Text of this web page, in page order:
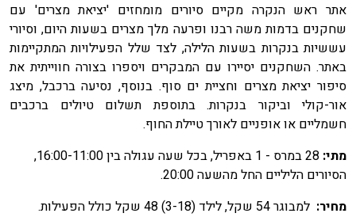
אתר ראש הנקרה מקיים סיורים מומחזים 'יציאת מצרים' עם
שחקנים בדמות משה רבנו ופרעה מלך מצרים בשעות היום, וסיורי
עששיות בנקרות בשעות הלילה, לצד שלל הפעילויות המתקיימות
באתר. השחקנים יסיירו עם המבקרים ויספרו בצורה חווייתית את
סיפור יציאת מצרים וחציית ים סוף. בנוסף, נסיעה ברכבל, מיצג
אור-קולי וביקור בנקרות. בתוספת תשלום טיולים ברכבים
חשמליים או אופניים לאורך טיילת החוף.
מתי:
28 במרס - 1 באפריל, בכל שעה עגולה בין 16:00-11:00,
הסיורים הליליים החל מהשעה 20:00.
מחיר: למבוגר 54 שקל, לילד (3-18) 48 שקל כולל הפעילות.